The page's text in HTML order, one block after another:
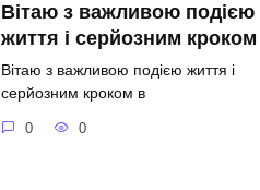
Вітаю з важливою подією
життя і серйозним кроком
Вітаю з важливою подією життя і
серйозним кроком в
0 0